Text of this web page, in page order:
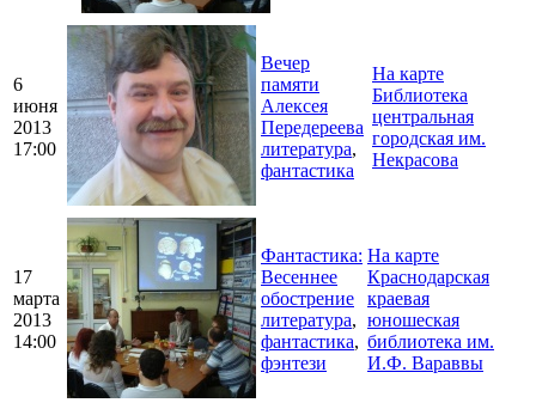
6
июня
2013
17:00
Вечер
памяти
Алексея
Передереева
литература,
фантастика
На карте
Библиотека
центральная
городская им.
Некрасова
17
марта
2013
14:00
Фантастика:
Весеннее
обострение
литература,
фантастика,
фэнтези
На карте
Краснодарская
краевая
юношеская
библиотека им.
И.Ф. Вараввы